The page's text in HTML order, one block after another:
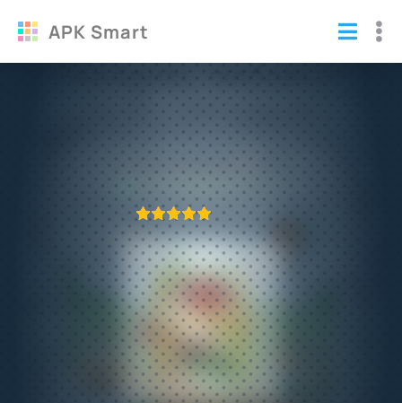
APK Smart
Hellopet - Милые кошки и собаки
Игры/ Аркады
ПРИЛОЖЕНИЕ ПРОВЕРЕНО
493